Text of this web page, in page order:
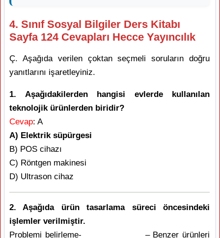
4. Sınıf Sosyal Bilgiler Ders Kitabı
Sayfa 124 Cevapları Hecce Yayıncılık
Ç. Aşağıda verilen çoktan seçmeli soruların doğru
yanıtlarını işaretleyiniz.
1. Aşağıdakilerden hangisi evlerde kullanılan
teknolojik ürünlerden biridir?
Cevap: A
A) Elektrik süpürgesi
B) POS cihazı
C) Röntgen makinesi
D) Ultrason cihaz
2. Aşağıda ürün tasarlama süreci öncesindeki
işlemler verilmiştir.
Problemi belirleme- – Benzer ürünleri